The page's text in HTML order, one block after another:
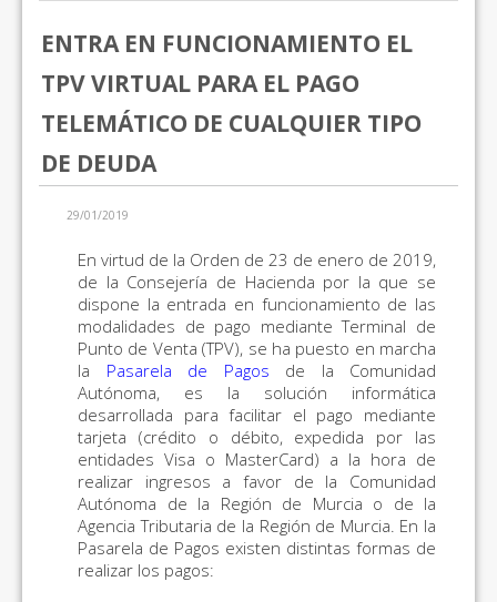
ENTRA EN FUNCIONAMIENTO EL
TPV VIRTUAL PARA EL PAGO
TELEMÁTICO DE CUALQUIER TIPO
DE DEUDA
29/01/2019
En virtud de la Orden de 23 de enero de 2019,
de la Consejería de Hacienda por la que se
dispone la entrada en funcionamiento de las
modalidades de pago mediante Terminal de
Punto de Venta (TPV), se ha puesto en marcha
la Pasarela de Pagos de la Comunidad
Autónoma, es la solución informática
desarrollada para facilitar el pago mediante
tarjeta (crédito o débito, expedida por las
entidades Visa o MasterCard) a la hora de
realizar ingresos a favor de la Comunidad
Autónoma de la Región de Murcia o de la
Agencia Tributaria de la Región de Murcia. En la
Pasarela de Pagos existen distintas formas de
realizar los pagos: